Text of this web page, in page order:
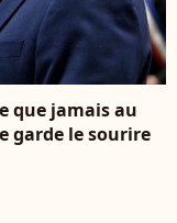
que jamais au
garde le sourire